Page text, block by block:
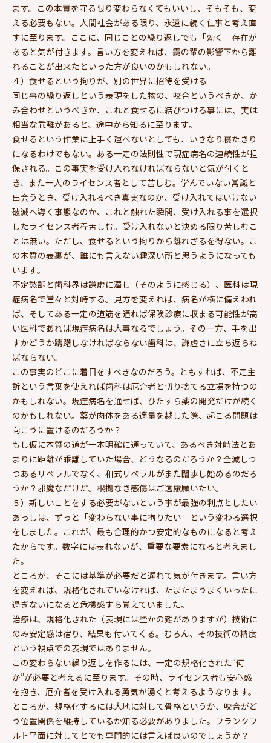
ます。この本質を守る限り変わらなくてもいいし、そもそも、変
える必要もない。人間社会がある限り、永遠に続く仕事と考え直
すに至ります。ここに、同じことの繰り返しでも「効く」存在が
あると気が付きます。言い方を変えれば、靄の輩の影響下から離
れることが出来たといった方が良いのかもしれない。
４）食せるという拘りが、別の世界に招待を受ける
同じ事の繰り返しという表現をした物の、咬合というべきか、か
み合わせというべきか、これと食せるに結びつける事には、実は
相当な乖離があると、途中から知るに至ります。
食せるという作業に上手く運べないとしても、いきなり寝たきり
になるわけでもない。ある一定の法則性で現症病名の連続性が担
保される。この事実を受け入れなければならないと気が付くと
き、また一人のライセンス者として苦しむ。学んでいない常識と
出会うとき、受け入れるべき真実なのか、受け入れてはいけない
破滅へ導く事態なのか、これと触れた瞬間、受け入れる事を選択
したライセンス者程苦しむ。受け入れないと決める限り苦しむこ
とは無い。ただし、食せるという拘りから離れざるを得ない。こ
の本質の表裏が、誰にも言えない趣深い所と思うようになっても
います。
不定愁訴と歯科界は謙虚に濁し（そのように感じる）、医科は現
症病名で堂々と対峙する。見方を変えれば、病名が横に備えわれ
ば、そしてある一定の道筋を通れば保険診療に収まる可能性が高
い医科であれば現症病名は大事なるでしょう。その一方、手を出
すかどうか躊躇しなければならない歯科は、謙虚さに立ち返らね
ばならない。
この事実のどこに着目をすべきなのだろう。ともすれば、不定主
訴という言葉を使えれば歯科は厄介者と切り捨てる立場を持つの
かもしれない。現症病名を通せば、ひたすら薬の開発だけが続く
のかもしれない。薬が肉体をある適量を越した際、起こる問題は
向こうに置けるのだろうか？
もし仮に本質の道が一本明確に通っていて、あるべき対峙法とあ
まりに距離が乖離していた場合、どうなるのだろうか？全滅しつ
つあるリベラルでなく、和式リベラルがまた闊歩し始めるのだろ
うか？邪魔なだけだ。根拠なき感傷はご遠慮願いたい。
５）新しいことをする必要がないという事が最強の利点としたい
あっしは、ずっと「変わらない事に拘りたい」という変わる選択
をしました。これが、最も合理的かつ安定的なものになると考え
たからです。数字には表れないが、重要な要素になると考えまし
た。
ところが、そこには基準が必要だと遅れて気が付きます。言い方
を変えれば、規格化されていなければ、たまたまうまくいったに
過ぎないになると危機感すら覚えていました。
治療は、規格化された（表現には些かの難がありますが）技術に
のみ安定感は宿り、結果も付いてくる。むろん、その技術の精度
という視点での表現ではありません。
この変わらない繰り返しを作るには、一定の規格化された“何
か”が必要と考えるに至ります。その時、ライセンス者も安心感
を抱き、厄介者を受け入れる勇気が湧くと考えるようなります。
ところが、規格化するには大地に対して骨格というか、咬合がど
う位置関係を維持しているか知る必要がありました。フランクフ
ルト平面に対してとでも専門的には言えば良いのでしょうか？